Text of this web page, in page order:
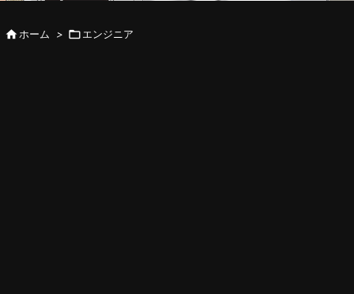
ホーム > エンジニア